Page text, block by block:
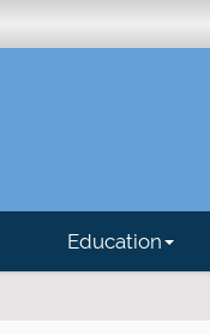
Education